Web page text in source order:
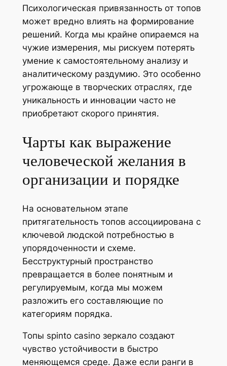
Психологическая привязанность от топов
может вредно влиять на формирование
решений. Когда мы крайне опираемся на
чужие измерения, мы рискуем потерять
умение к самостоятельному анализу и
аналитическому раздумию. Это особенно
угрожающе в творческих отраслях, где
уникальность и инновации часто не
приобретают скорого принятия.
Чарты как выражение
человеческой желания в
организации и порядке
На основательном этапе
притягательность топов ассоциирована с
ключевой людской потребностью в
упорядоченности и схеме.
Бесструктурный пространство
превращается в более понятным и
регулируемым, когда мы можем
разложить его составляющие по
категориям порядка.
Топы spinto casino зеркало создают
чувство устойчивости в быстро
меняющемся среде. Даже если ранги в